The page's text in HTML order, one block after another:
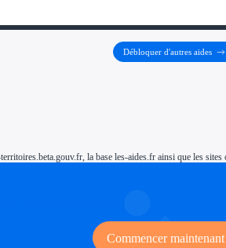
Débloquer d'autres aides
la base les-aides.fr ainsi que les
Commencer maintenant